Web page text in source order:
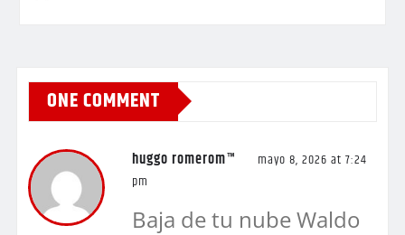
ONE COMMENT
huggo romerom™
mayo 8, 2026 at 7:24
pm
Baja de tu nube Waldo